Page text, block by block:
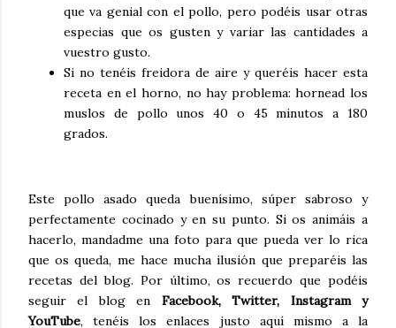
que va genial con el pollo, pero podéis usar otras
especias que os gusten y variar las cantidades a
vuestro gusto.
Si no tenéis freidora de aire y queréis hacer esta
receta en el horno, no hay problema: hornead los
muslos de pollo unos 40 o 45 minutos a 180
grados.
Este pollo asado queda buenísimo, súper sabroso y
perfectamente cocinado y en su punto. Si os animáis a
hacerlo, mandadme una foto para que pueda ver lo rica
que os queda, me hace mucha ilusión que preparéis las
recetas del blog. Por último, os recuerdo que podéis
seguir el blog en Facebook, Twitter, Instagram y
YouTube, tenéis los enlaces justo aquí mismo a la